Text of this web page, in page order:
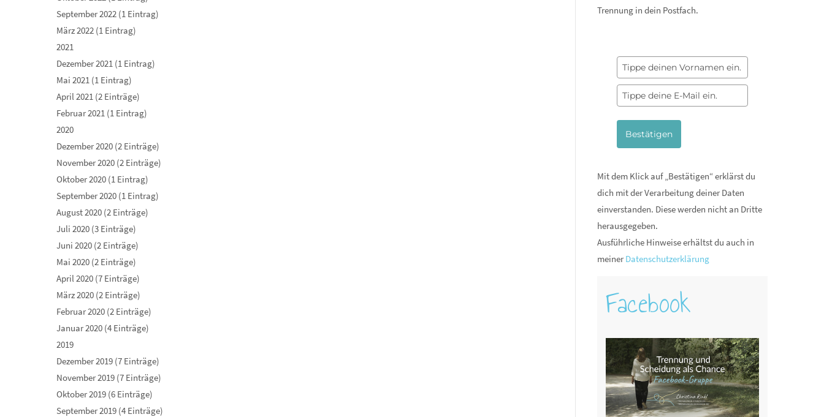
September 2022 (1 Eintrag)
März 2022 (1 Eintrag)
2021
Dezember 2021 (1 Eintrag)
Mai 2021 (1 Eintrag)
April 2021 (2 Einträge)
Februar 2021 (1 Eintrag)
2020
Dezember 2020 (2 Einträge)
November 2020 (2 Einträge)
Oktober 2020 (1 Eintrag)
September 2020 (1 Eintrag)
August 2020 (2 Einträge)
Juli 2020 (3 Einträge)
Juni 2020 (2 Einträge)
Mai 2020 (2 Einträge)
April 2020 (7 Einträge)
März 2020 (2 Einträge)
Februar 2020 (2 Einträge)
Januar 2020 (4 Einträge)
2019
Dezember 2019 (7 Einträge)
November 2019 (7 Einträge)
Oktober 2019 (6 Einträge)
September 2019 (4 Einträge)
Trennung in dein Postfach.
Bestätigen
Mit dem Klick auf „Bestätigen“ erklärst du
dich mit der Verarbeitung deiner Daten
einverstanden. Diese werden nicht an Dritte
herausgegeben.
Ausführliche Hinweise erhältst du auch in
meiner Datenschutzerklärung
Facebook